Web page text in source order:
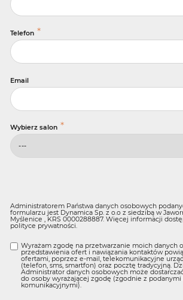
Telefon *
Email
Wybierz salon *
Administratorem Państwa danych osobowych
formularzu jest Dynamica Sp. z o.o z siedzibą w
Myślenice , KRS 0000288887. Więcej informacji
polityce prywatności.
Wyrażam zgodę na przetwarzanie moich danych
przedstawienia ofert i nawiązania kontaktów
ofertami, poprzez e-mail, telekomunikacyjne
(telefon, sms, smartfon) oraz pocztę tradycyjną.
Administrator danych osobowych może
do osoby wyrażającej zgodę (zgodnie z podanymi
komunikacyjnymi).